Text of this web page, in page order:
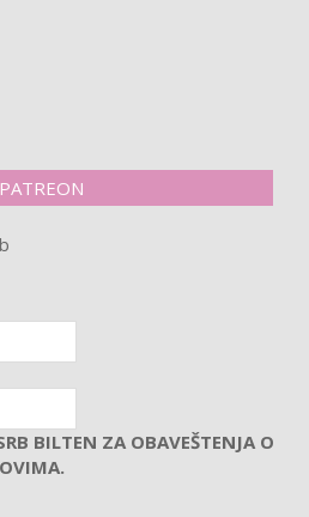
PATREON
BILTEN ZA OBAVEŠTENJA O